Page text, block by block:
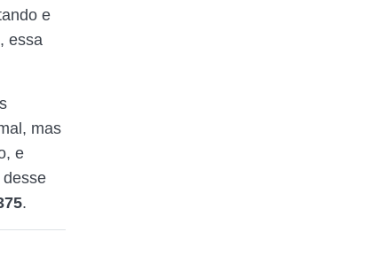
e
essa
mas
e
.